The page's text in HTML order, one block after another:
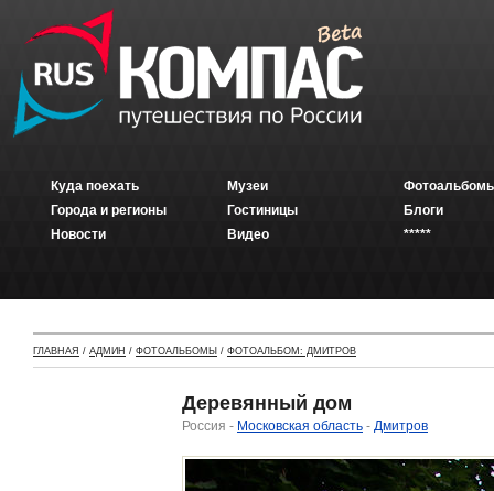
Куда поехать
Города и регионы
Новости
Музеи
Гостиницы
Видео
Блоги
*****
ГЛАВНАЯ / АДМИН / ФОТОАЛЬБОМЫ / ФОТОАЛЬБОМ: ДМИТРОВ
Деревянный дом
Россия - Московская область - Дмитров